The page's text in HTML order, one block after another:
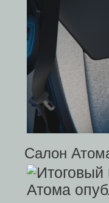
Салон